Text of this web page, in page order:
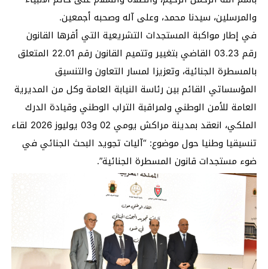
والمرسلين، سيدنا محمد، وعلى آله وصحبه أجمعين.
في إطار مواكبة المستجدات التشريعية التي أقرها القانون
رقم 03.23 القاضي بتغيير وتتميم القانون رقم 22.01 المتعلق
بالمسطرة الجنائية، وتعزيزا لمسار التعاون والتنسيق
المؤسساتي القائم بين رئاسة النيابة العامة وكل من المديرية
العامة للأمن الوطني ولمراقبة التراب الوطني وقيادة الدرك
الملكي، انعقد بمدينة مراكش يومي 02 و03 يوليوز 2026 لقاء
تنسيقيا وطنيا حول موضوع: “آليات تجويد البحث الجنائي في
ضوء مستجدات قانون المسطرة الجنائية”.